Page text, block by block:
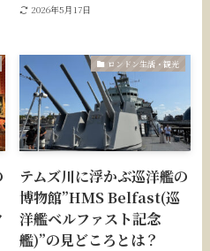
2026年5月17日
ロンドン生活・観光
テムズ川に浮かぶ巡洋艦の
博物館”HMS Belfast(巡
洋艦ベルファスト記念
艦)”の見どころとは？